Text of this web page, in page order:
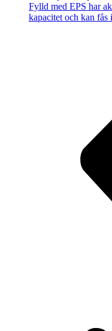
Fylld med EPS har
kapacitet och kan fås